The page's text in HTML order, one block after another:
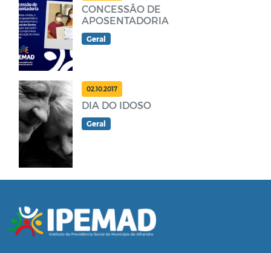
CONCESSÃO DE
APOSENTADORIA
Geral
02.10.2017
DIA DO IDOSO
Geral